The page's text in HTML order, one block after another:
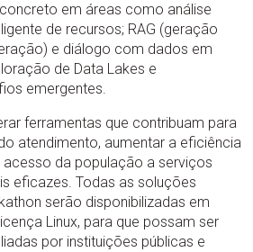
em áreas como análise
de recursos; RAG (geração
e diálogo com dados em
de Data Lakes e
emergentes.
ferramentas que contribuam para
atendimento, aumentar a eficiência
da população a serviços
eficazes. Todas as soluções
serão disponibilizadas em
Linux, para que possam ser
por instituições públicas e